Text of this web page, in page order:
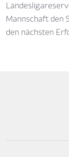
Mannschaft den
den nächsten